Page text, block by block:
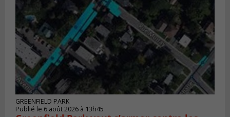
GREENFIELD PARK
Publié le 6 août 2026 à 13h45